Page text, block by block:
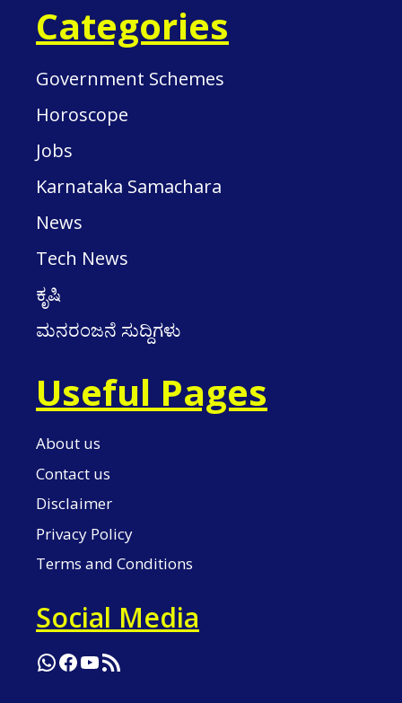
Categories
Government Schemes
Horoscope
Jobs
Karnataka Samachara
News
Tech News
ಕೃಷಿ
ಮನರಂಜನೆ ಸುದ್ದಿಗಳು
Useful Pages
About us
Contact us
Disclaimer
Privacy Policy
Terms and Conditions
Social Media
WhatsApp
Facebook
YouTube
RSS Feed